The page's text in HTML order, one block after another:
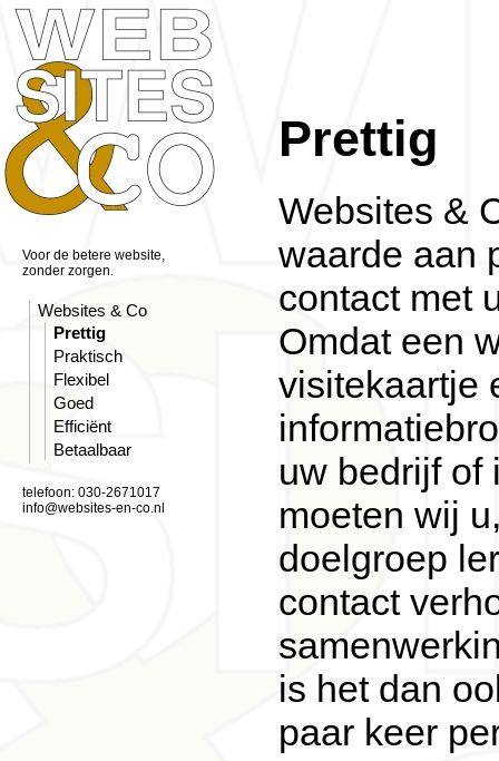
Voor de betere website,
zonder zorgen.
Websites & Co
Prettig
Praktisch
Flexibel
Goed
Efficiënt
Betaalbaar
telefoon: 030-2671017
info@websites-en-co.nl
Prettig
Websites &
waarde aan
contact met
Omdat een
visitekaartje
uw bedrijf of
moeten wij
doelgroep
contact
is het dan
paar keer